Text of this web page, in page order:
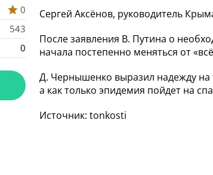
0
543
0
Сергей Аксёнов, руководитель
После заявления В. Путина о
начала постепенно меняться от
Д. Чернышенко выразил надежду на
а как только эпидемия пойдет на
Источник: tonkosti